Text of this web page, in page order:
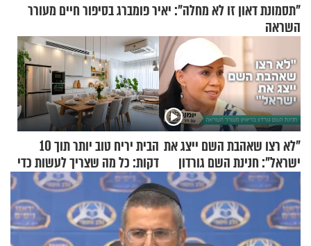
"תסמונת דאון זו לא מחלה": יאיר פומברג בסיפור חיים מעורר
השראה
"לא רצו שאהבת השם ייצג את
ישראל": חנינת השם גורדון
בריאיון מעורר השראה
הבית יריח טוב יותר תוך 10
דקות: כל מה שצריך לעשות כדי
לרענן את הבית